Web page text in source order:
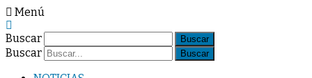
Menú
Buscar
Buscar